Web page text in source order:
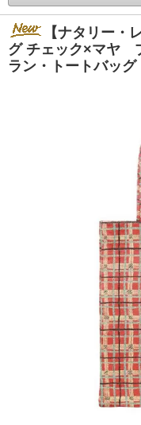
【ナタリー・
グ チェック×マヤ
ラン・トートバッグ